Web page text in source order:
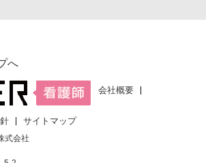
へ
会社概要
サイトマップ
式会社